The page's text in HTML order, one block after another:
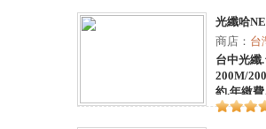
光纖哈
商店： 台
台中光纖
200M/
約.年繳
屯、西區